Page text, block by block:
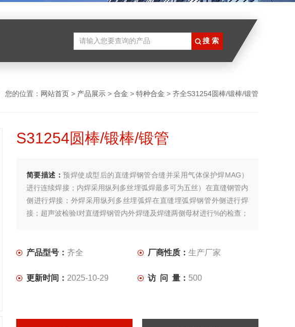
您的位置： 网站首页 > 产品展示 > 合金 > 特种合金 > 齐全S31254圆棒/锻棒/锻管
S31254圆棒/锻棒/锻管
简要描述：预焊使成型后的直缝焊钢管合缝并采用气体保护焊MAG）
进行连续焊接；内焊采用纵列多丝埋弧焊最多可为五丝）在直缝钢管内
侧进行焊接；外焊采用纵列多丝埋弧焊在直缝埋弧焊钢管外侧进行焊
接；超声波检验Ⅰ对直缝焊钢管内外焊缝及焊缝两侧母材进行%的检查；
产品型号： 齐全 厂商性质： 生产厂家
更新时间： 2025-10-29 访 问 量： 500